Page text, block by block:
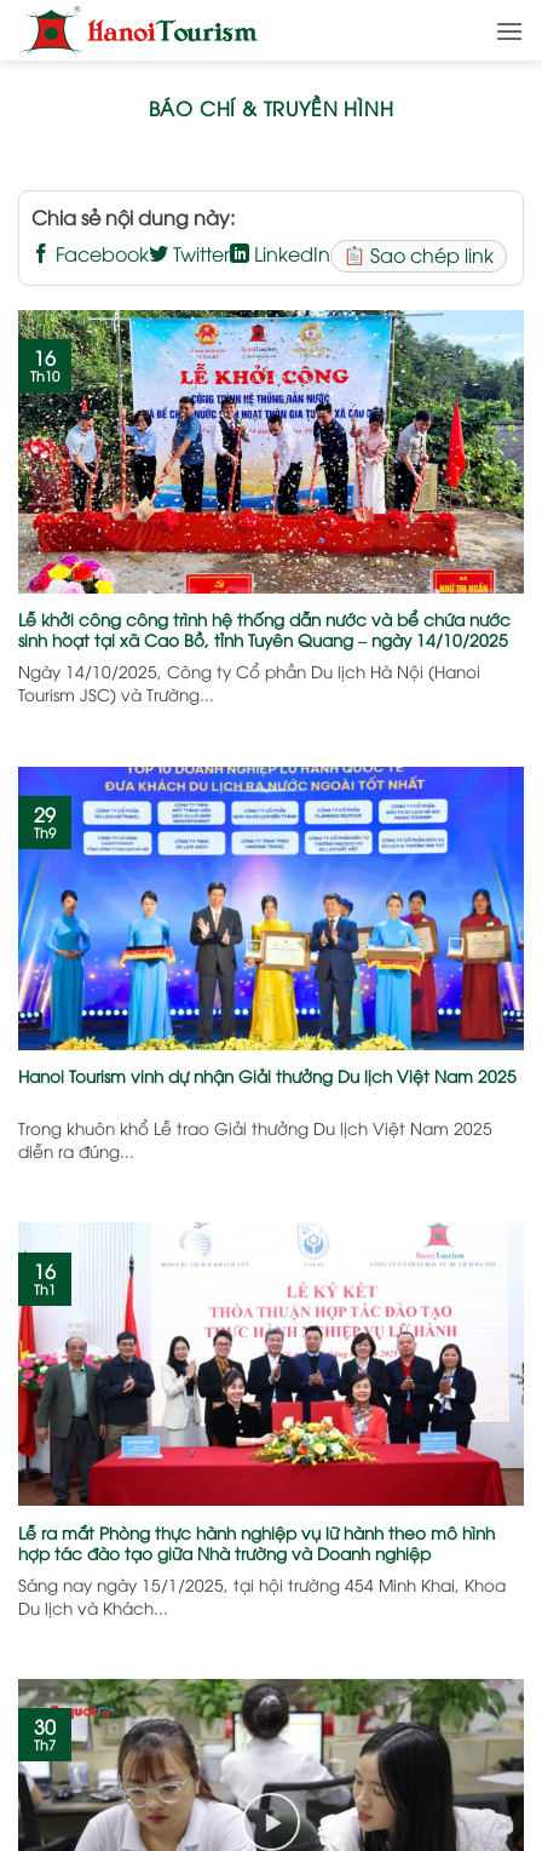
qua
BÁO CHÍ & TRUYỀN HÌNH
Chia sẻ nội dung này:
Facebook
Twitter LinkedIn Sao chép link
Lễ khởi công công trình hệ thống dẫn nước và bể chứa nước
sinh hoạt tại xã Cao Bồ, tỉnh Tuyên Quang – ngày 14/10/2025
Ngày 14/10/2025, Công ty Cổ phần Du lịch Hà Nội (Hanoi
Tourism JSC) và Trường...
16
Th10
Hanoi Tourism vinh dự nhận Giải thưởng Du lịch Việt Nam 2025
Trong khuôn khổ Lễ trao Giải thưởng Du lịch Việt Nam 2025
diễn ra đúng...
29
Th9
Lễ ra mắt Phòng thực hành nghiệp vụ lữ hành theo mô hình
hợp tác đào tạo giữa Nhà trường và Doanh nghiệp
Sáng nay ngày 15/1/2025, tại hội trường 454 Minh Khai, Khoa
Du lịch và Khách...
16
Th1
30
Th7